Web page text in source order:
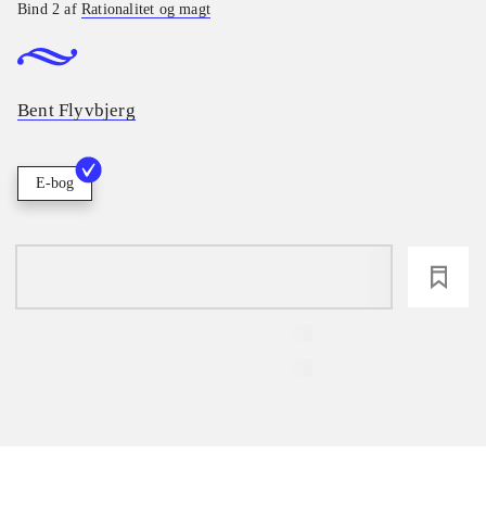
Bind 2 afRationalitet og magt
Bent Flyvbjerg
E-bog